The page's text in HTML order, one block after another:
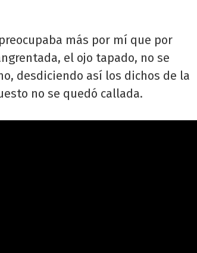
más por mí que por
el ojo tapado, no se
desdiciendo así los dichos de la
no se quedó callada.